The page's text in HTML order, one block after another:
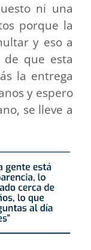
ni una
porque la
y eso a
de que esta
la entrega
y espero
se lleve a